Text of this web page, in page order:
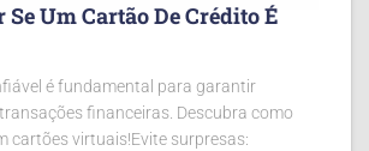
Se Um Cartão De Crédito É
é fundamental para garantir
financeiras. Descubra como
cartões virtuais!Evite surpresas: